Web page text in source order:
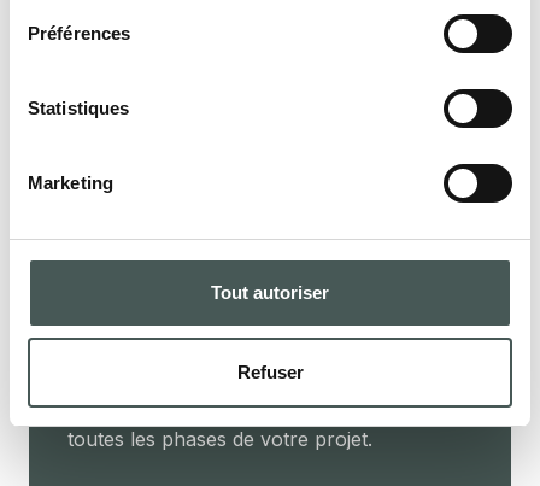
Préférences
Statistiques
Marketing
Tout autoriser
Refuser
obtenir plus de détails sur nos produits,
demander un devis ou commencer une
collaboration. Notre équipe dédiée est à
votre disposition pour vous assister dans
toutes les phases de votre projet.